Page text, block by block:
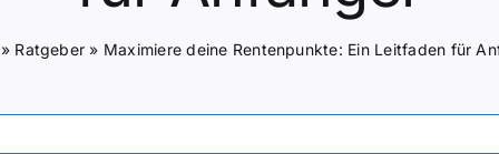
» Ratgeber » Maximiere deine Rentenpunkte: Ein Leitfaden für